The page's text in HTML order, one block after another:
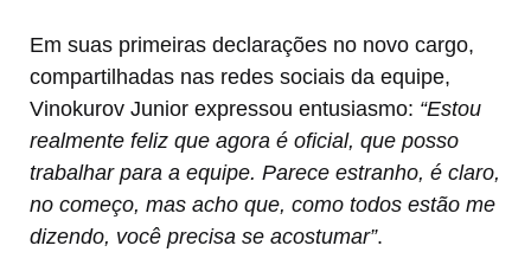
Em suas primeiras declarações no novo cargo,
compartilhadas nas redes sociais da equipe,
Vinokurov Junior expressou entusiasmo: “Estou
realmente feliz que agora é oficial, que posso
trabalhar para a equipe. Parece estranho, é claro,
no começo, mas acho que, como todos estão me
dizendo, você precisa se acostumar”.